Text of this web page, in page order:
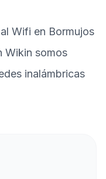
Wifi en Bormujos
Wikin somos
inalámbricas